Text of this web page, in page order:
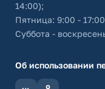
14:00);
Пятница: 9:00 -
Суббота -
Об использовании